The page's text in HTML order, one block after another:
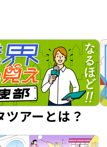
ツアーとは？